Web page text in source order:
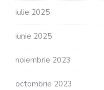
iulie 2025
iunie 2025
noiembrie 2023
octombrie 2023